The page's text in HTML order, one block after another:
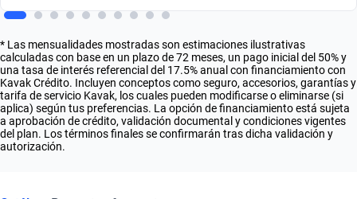
* Las mensualidades mostradas son estimaciones ilustrativas
calculadas con base en un plazo de 72 meses, un pago inicial del 50% y
una tasa de interés referencial del 17.5% anual con financiamiento con
Kavak Crédito. Incluyen conceptos como seguro, accesorios, garantías y
tarifa de servicio Kavak, los cuales pueden modificarse o eliminarse (si
aplica) según tus preferencias. La opción de financiamiento está sujeta
a aprobación de crédito, validación documental y condiciones vigentes
del plan. Los términos finales se confirmarán tras dicha validación y
autorización.